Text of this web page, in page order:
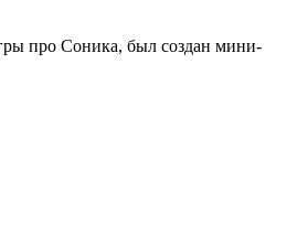
про Соника, был создан мини-